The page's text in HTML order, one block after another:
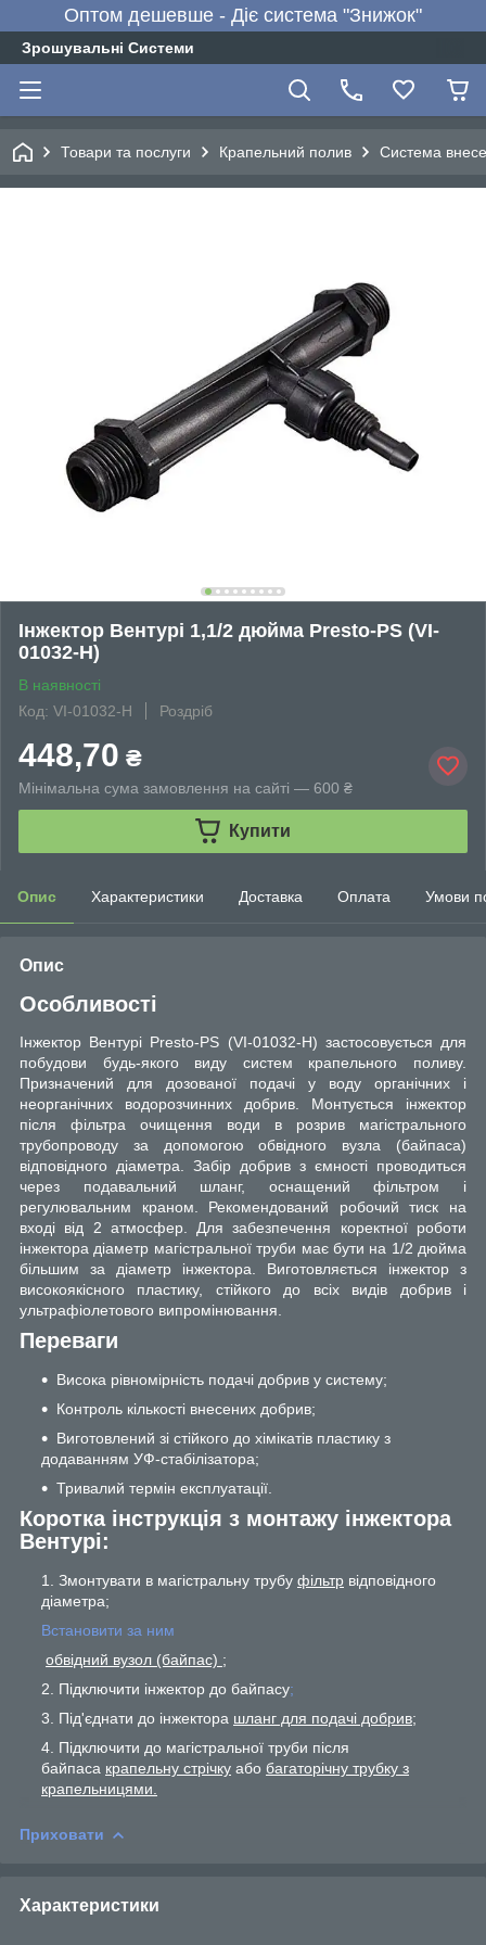
Оптом дешевше - Діє система "Знижок"
Зрошувальні Системи
Товари та послуги Крапельний полив Система
Інжектор Вентурі 1,1/2 дюйма Presto-PS (VI-
01032-H)
В наявності
Код: VI-01032-H
Роздріб
448,70 ₴
Мінімальна сума замовлення на сайті — 600 ₴
Купити
Опис Характеристики Доставка Оплата Умови
Опис
Особливості
Інжектор Вентурі Presto-PS (VI-01032-H) застосовується для
побудови будь-якого виду систем крапельного поливу.
Призначений для дозованої подачі у воду органічних і
неорганічних водорозчинних добрив. Монтується інжектор
після фільтра очищення води в розрив магістрального
трубопроводу за допомогою обвідного вузла (байпаса)
відповідного діаметра. Забір добрив з ємності проводиться
через подавальний шланг, оснащений фільтром і
регулювальним краном. Рекомендований робочий тиск на
вході від 2 атмосфер. Для забезпечення коректної роботи
інжектора діаметр магістральної труби має бути на 1/2 дюйма
більшим за діаметр інжектора. Виготовляється інжектор з
високоякісного пластику, стійкого до всіх видів добрив і
ультрафіолетового випромінювання.
Переваги
Висока рівномірність подачі добрив у систему;
Контроль кількості внесених добрив;
Виготовлений зі стійкого до хімікатів пластику з
додаванням УФ-стабілізатора;
Тривалий термін експлуатації.
Коротка інструкція з монтажу інжектора
Вентурі:
Змонтувати в магістральну трубу фільтр відповідного
діаметра;
Встановити за ним
обвідний вузол (байпас) ;
Підключити інжектор до байпасу;
Під'єднати до інжектора шланг для подачі добрив;
Підключити до магістральної труби після
байпаса крапельну стрічку або багаторічну трубку з
крапельницями.
Приховати
Характеристики